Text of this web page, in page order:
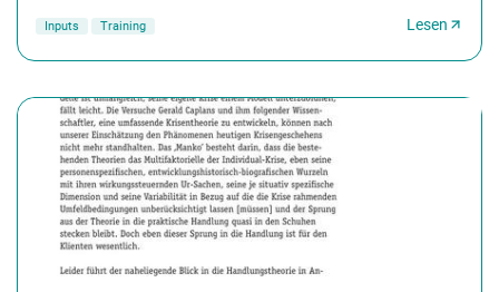
Inputs Training Lesen